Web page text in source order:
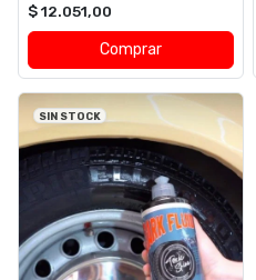
$ 12.051,00
Comprar
SIN STOCK